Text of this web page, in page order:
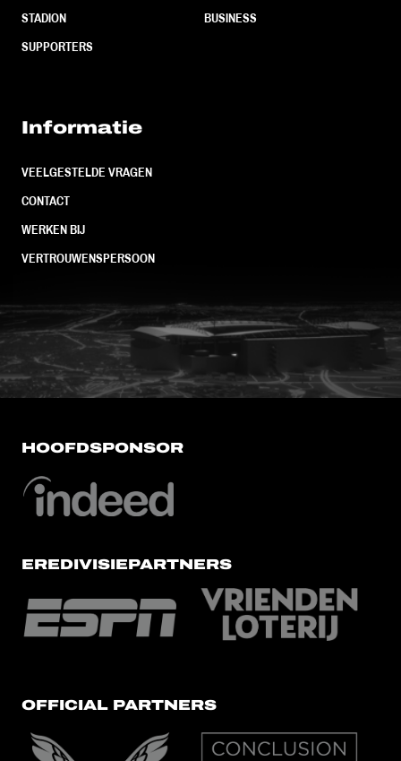
STADION
SUPPORTERS
BUSINESS
Informatie
VEELGESTELDE VRAGEN
CONTACT
WERKEN BIJ
VERTROUWENSPERSOON
FC Utrecht<br>vanuit<br>het
HOOFDSPONSOR
EREDIVISIEPARTNERS
OFFICIAL PARTNERS